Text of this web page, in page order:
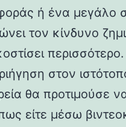
ή ένα μεγάλο
τον κίνδυνο
περισσότερο.
στον
θα προτιμούσε
είτε μέσω